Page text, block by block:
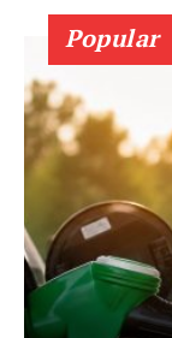
Popular